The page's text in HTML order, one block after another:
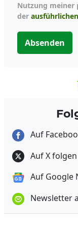
Nutzung meiner
der
Absenden
Auf
Auf X folgen
Auf Google
Newsletter